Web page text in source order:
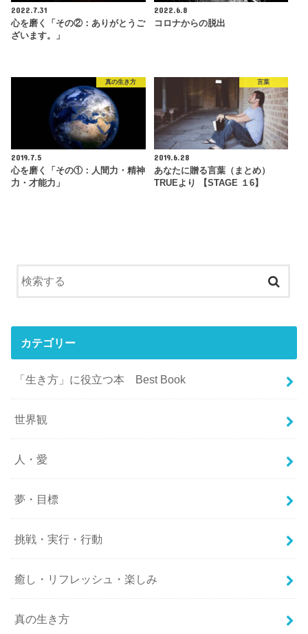
2022.7.31
心を磨く「その②：ありがとうご
ざいます。」
2022.6.8
コロナからの脱出
真の生き方
2019.7.5
心を磨く「その①：人間力・精神
力・才能力」
言葉
2019.6.28
あなたに贈る言葉（まとめ）
TRUEより 【STAGE １6】
カテゴリー
「生き方」に役立つ本 Best Book
世界観
人・愛
夢・目標
挑戦・実行・行動
癒し・リフレッシュ・楽しみ
真の生き方